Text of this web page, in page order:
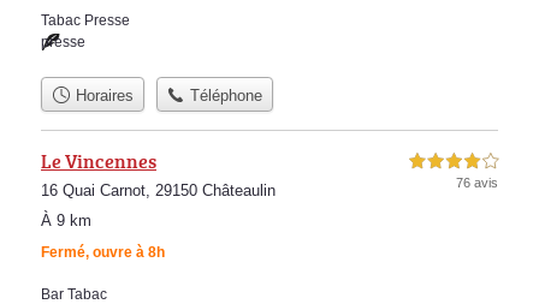
Tabac Presse
presse
Horaires Téléphone
Le Vincennes
16 Quai Carnot, 29150 Châteaulin
À 9 km
Fermé, ouvre à 8h
4,0 étoiles sur 5
76 avis
Bar Tabac